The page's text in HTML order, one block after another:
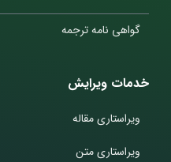
گواهی نامه ترجمه
خدمات ویرایش
ویراستاری مقاله
ویراستاری متن